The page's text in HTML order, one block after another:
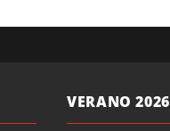
VERANO 2026